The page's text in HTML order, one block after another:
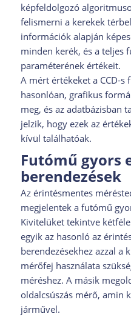
képfeldolgozó
felismerni a kerekek
információk alapján
minden kerék, és a teljes
paraméterének értékeit.
A mért értékeket a CCD-
hasonlóan, grafikus
meg, és az adatbázisban
jelzik, hogy ezek az
kívül találhatóak.
Futómű gyors
berendezések
Az érintésmentes
megjelentek a futómű
Kivitelüket tekintve
egyik az hasonló az
berendezésekhez azzal a
mérőfej használata
méréshez. A másik
oldalcsúszás mérő, amin
járművel.